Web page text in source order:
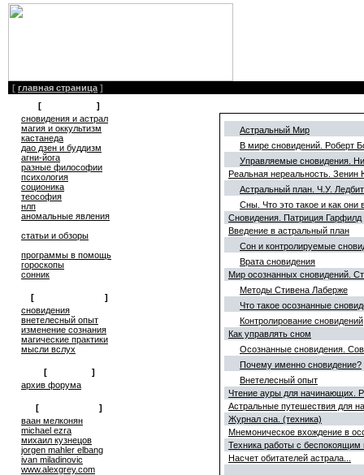
[ главная страница ]
[
]
сновидения и астрал
магия и оккультизм
кастанеда
дао дзен и буддизм
агни-йога
разные философии
психология
соционика
теософия
нлп
аномальные явления
статьи и обзоры
программы в помощь
гороскопы
сонник
[
]
cновидения
внетелесный опыт
изменение сознания
магические практики
мысли вслух
[
]
архив форума
[
]
ваан мелконян
michael ezra
михаил кузнецов
jorgen mahler elbang
ivan miladinovic
www.alexgrey.com
Астральный Мир
В миpе сновидений. Робеpт
Управляемые сновидения.
Реальная нереальность.
Астральный план. Ч.У.
Сны. Что это такое и как
Сновидения. Патриция Гарфилд
Введение в астральный план
Сон и контролируемые
Врата сновидения
Мир осознанных сновидений.
Методы Стивена Лаберже
Что такое осознанные
Контролирование сновидений
Как управлять сном
Осознанные сновидения.
Почему именно сновидение?
Внетелесный опыт
Чтение ауры для начинающих.
Астральные путешествия для
Журнал сна. (техника)
Мнемоническое вхождение в
Техника pаботы с
Насчет обитателей астрала...